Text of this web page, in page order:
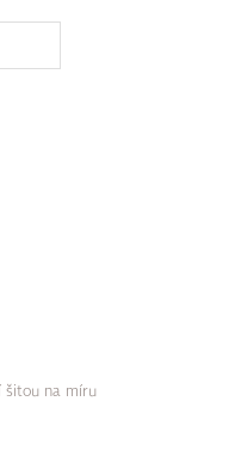
šitou na míru